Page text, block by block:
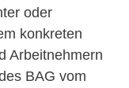
oder
konkreten
Arbeitnehmern
BAG vom